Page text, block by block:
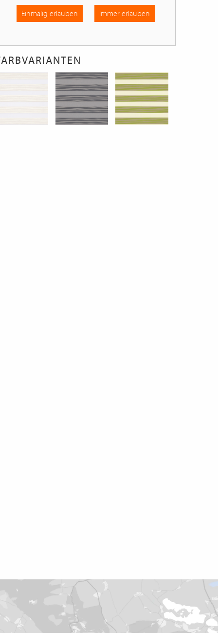
Einmalig erlauben Immer erlauben